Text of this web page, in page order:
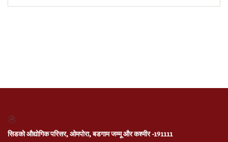
सिडको औद्योगिक परिसर, ओमपोरा, बडगाम जम्मू और कश्मीर -191111